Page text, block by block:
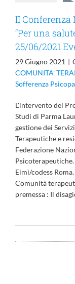
II
“Per una
25/06/2021
29 Giugno 2021 |
COMUNITA'
Sofferenza
L'intervento del
Studi di Parma
gestione dei
Terapeutiche e
Federazione
Eimì/codess
Comunità
premessa : Il